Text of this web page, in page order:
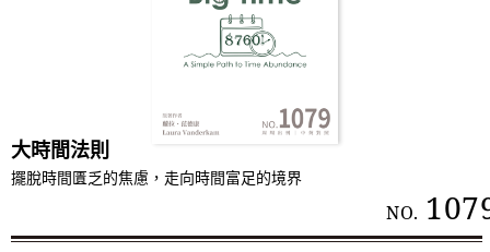
大時間法則
擺脫時間匱乏的焦慮，走向時間富足的境界
NO.